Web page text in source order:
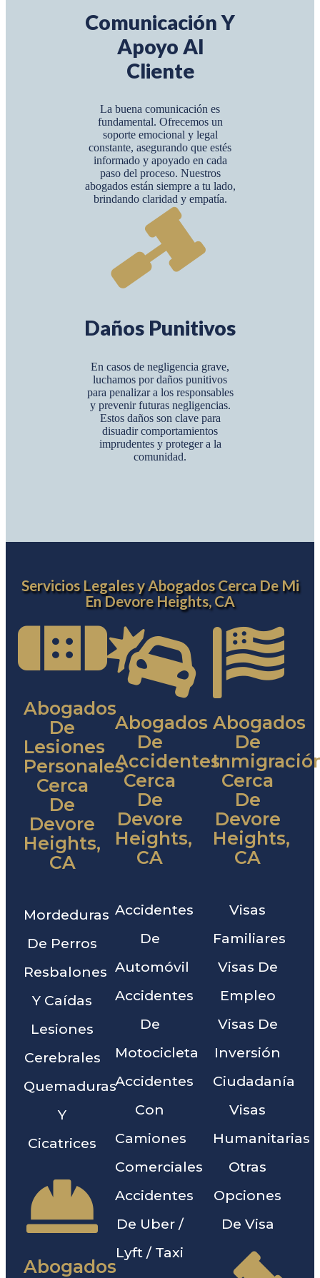
Comunicación Y
Apoyo Al
Cliente
La buena comunicación es
fundamental. Ofrecemos un
soporte emocional y legal
constante, asegurando que estés
informado y apoyado en cada
paso del proceso. Nuestros
abogados están siempre a tu lado,
brindando claridad y empatía.
Daños Punitivos
En casos de negligencia grave,
luchamos por daños punitivos
para penalizar a los responsables
y prevenir futuras negligencias.
Estos daños son clave para
disuadir comportamientos
imprudentes y proteger a la
comunidad.
Servicios Legales y Abogados Cerca De Mi
En Devore Heights, CA
Abogados
De
Lesiones
Personales
Cerca
De
Devore
Heights,
CA
Mordeduras
De Perros
Resbalones
Y Caídas
Lesiones
Cerebrales
Quemaduras
Y
Cicatrices
Abogados
Abogados
De
Accidentes
Cerca
De
Devore
Heights,
CA
Accidentes
De
Automóvil
Accidentes
De
Motocicleta
Accidentes
Con
Camiones
Comerciales
Accidentes
De Uber /
Lyft / Taxi
Abogados
De
Cerca
De
Devore
Heights,
CA
Visas
Familiares
Visas De
Empleo
Visas De
Inversión
Ciudadanía
Visas
Humanitarias
Otras
Opciones
De Visa